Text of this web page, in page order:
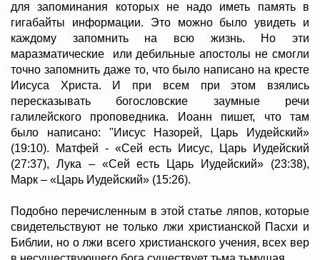
для запоминания которых не надо иметь память в
гигабайты информации. Это можно было увидеть и
каждому запомнить на всю жизнь. Но эти
маразматические или дебильные апостолы не смогли
точно запомнить даже то, что было написано на кресте
Иисуса Христа. И при всем при этом взялись
пересказывать богословские заумные речи
галилейского проповедника. Иоанн пишет, что там
было написано: "Иисус Назорей, Царь Иудейский»
(19:10). Матфей - «Сей есть Иисус, Царь Иудейский
(27:37), Лука – «Сей есть Царь Иудейский» (23:38),
Марк – «Царь Иудейский» (15:26).
Подобно перечисленным в этой статье ляпов, которые
свидетельствуют не только лжи христианской Пасхи и
Библии, но о лжи всего христианского учения, всех вер